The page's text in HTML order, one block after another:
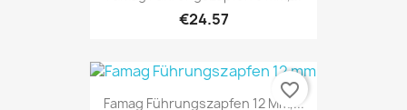
€24.57
Famag Führungszapfen 12 Mm,...
favorite_border